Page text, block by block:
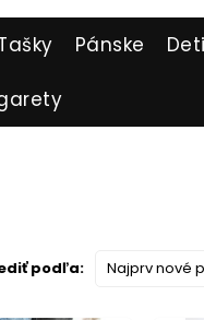
Pánske Deti
podľa: Najprv nové